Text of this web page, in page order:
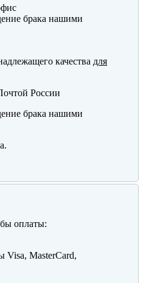
брака нашими
качества для
России
брака нашими
оплаты:
Visa, MasterCard,